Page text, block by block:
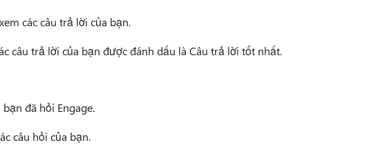
các câu trả lời của bạn.
câu trả lời của bạn được đánh dấu là Câu trả lời tốt nhất.
đã hỏi Engage.
câu hỏi của bạn.